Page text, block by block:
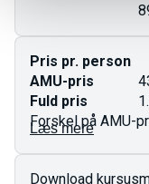
Pris pr. person
AMU-pris
Fuld pris
Forskel på AMU-
AMU-pris gælder
Læs mere
Download